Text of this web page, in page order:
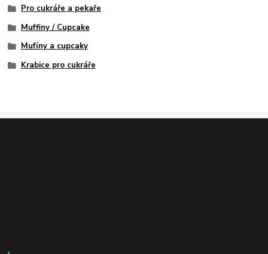
Pro cukráře a pekaře
Muffiny / Cupcake
Mufíny a cupcaky
Krabice pro cukráře